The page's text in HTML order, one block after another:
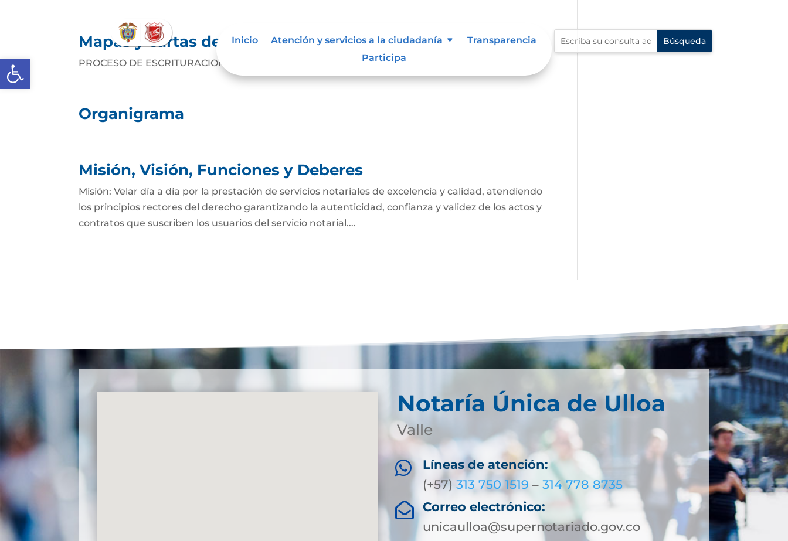
Abrir barra de herramientas
Inicio Atención y servicios a la ciudadanía
Transparencia
Participa
Mapas y cartas descriptivas de los procesos
PROCESO DE ESCRITURACION PROCESO DE GESTION ESTRATEGICA
Organigrama
Misión, Visión, Funciones y Deberes
Misión: Velar día a día por la prestación de servicios notariales de excelencia y calidad, atendiendo
los principios rectores del derecho garantizando la autenticidad, confianza y validez de los actos y
contratos que suscriben los usuarios del servicio notarial....
Notaría Única de Ulloa
Valle

Líneas de atención:
(+57)313 750 1519 –314 778 8735
 Correo electrónico:
unicaulloa@supernotariado.gov.co